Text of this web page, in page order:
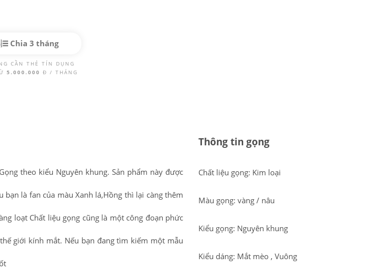
Chia 3 tháng
CẦN THẺ TÍN DỤNG
5.000.000Đ / THÁNG
theo kiểu Nguyên khung. Sản phẩm này được
là fan của màu Xanh lá,Hồng thì lại càng thêm
loạt Chất liệu gọng cũng là một công đoạn phức
giới kính mắt. Nếu bạn đang tìm kiếm một mẫu
Thông tin gọng
Chất liệu gọng: Kim loại
Màu gọng: vàng / nâu
Kiểu gọng: Nguyên khung
Kiểu dáng: Mắt mèo , Vuông